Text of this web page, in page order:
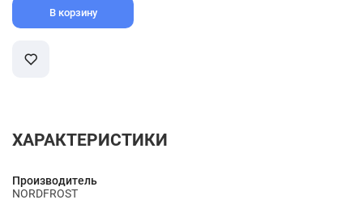
В корзину
ХАРАКТЕРИСТИКИ
Производитель
NORDFROST